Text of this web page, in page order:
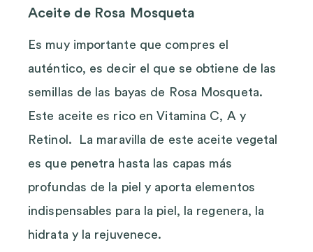
Aceite de Rosa Mosqueta
Es muy importante que compres el
auténtico, es decir el que se obtiene de las
semillas de las bayas de Rosa Mosqueta.
Este aceite es rico en Vitamina C, A y
Retinol. La maravilla de este aceite vegetal
es que penetra hasta las capas más
profundas de la piel y aporta elementos
indispensables para la piel, la regenera, la
hidrata y la rejuvenece.